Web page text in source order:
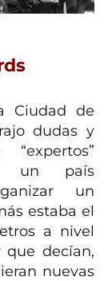
Ciudad de
dudas y
un país
un
estaba el
a nivel
decían,
nuevas